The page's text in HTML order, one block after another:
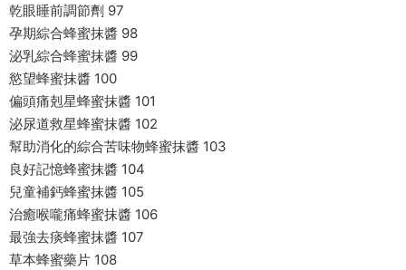
乾眼睡前調節劑 97
孕期綜合蜂蜜抹醬 98
泌乳綜合蜂蜜抹醬 99
慾望蜂蜜抹醬 100
偏頭痛剋星蜂蜜抹醬 101
泌尿道救星蜂蜜抹醬 102
幫助消化的綜合苦味物蜂蜜抹醬 103
良好記憶蜂蜜抹醬 104
兒童補鈣蜂蜜抹醬 105
治癒喉嚨痛蜂蜜抹醬 106
最強去痰蜂蜜抹醬 107
草本蜂蜜藥片 108